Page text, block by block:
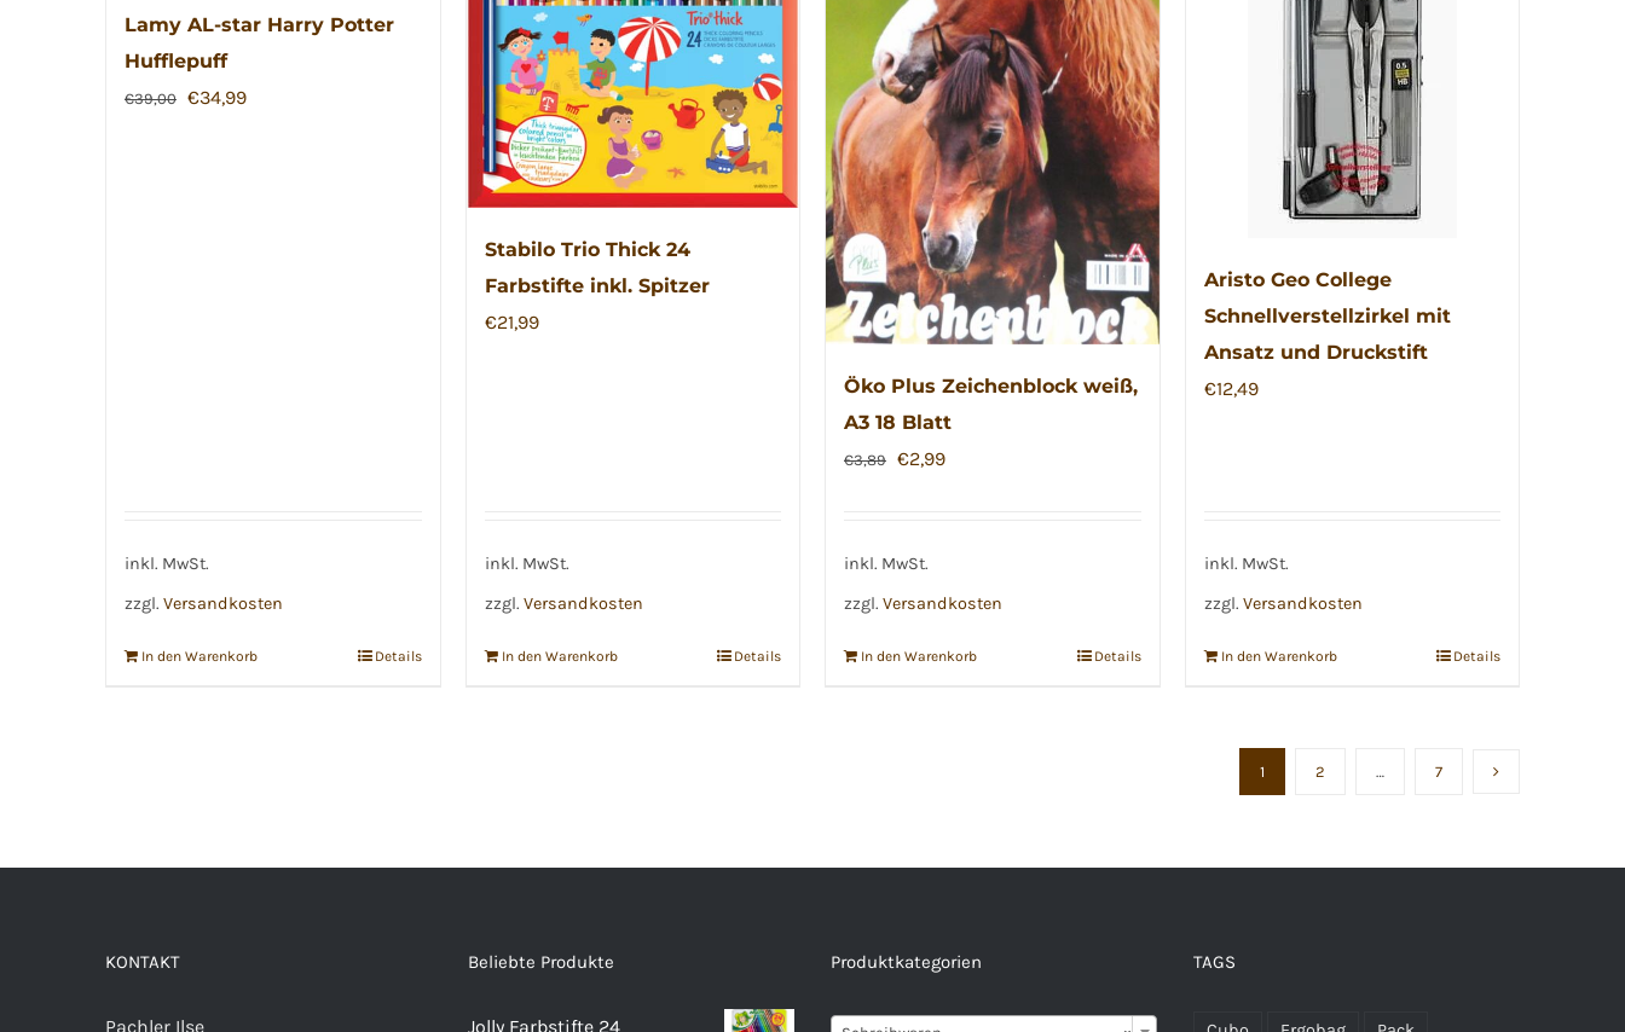
Lamy AL-star Harry Potter
Hufflepuff
€39,00 Ursprünglicher
€34,99Aktueller
inkl. MwSt.
zzgl. Versandkosten
In den Warenkorb Details
Stabilo Trio Thick 24
Farbstifte inkl. Spitzer
€21,99
inkl. MwSt.
zzgl. Versandkosten
In den Warenkorb Details
Öko Plus Zeichenblock weiß,
A3 18 Blatt
€3,89 Ursprünglicher
€3,89
€2,99Aktueller
inkl. MwSt.
zzgl. Versandkosten
In den Warenkorb Details
Aristo Geo College
Schnellverstellzirkel mit
Ansatz und Druckstift
€12,49
inkl. MwSt.
zzgl. Versandkosten
In den Warenkorb Details
1 2 … 7
KONTAKT
Pachler Ilse
Beliebte Produkte
Jolly Farbstifte 24
Produktkategorien TAGS